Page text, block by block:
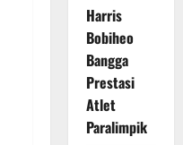
Harris
Bobiheo
Bangga
Prestasi
Atlet
Paralimpik